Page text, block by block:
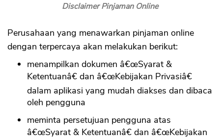
Disclaimer Pinjaman Online
Perusahaan yang menawarkan pinjaman online
dengan terpercaya akan melakukan berikut:
menampilkan dokumen â€œSyarat &
Ketentuanâ€ dan â€œKebijakan Privasiâ€
dalam aplikasi yang mudah diakses dan dibaca
oleh pengguna
meminta persetujuan pengguna atas
â€œSyarat & Ketentuanâ€ dan â€œKebijakan